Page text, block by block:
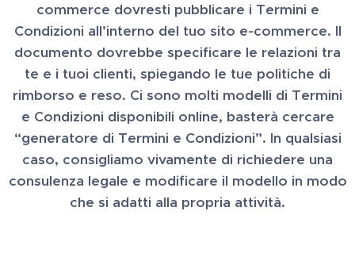
commerce dovresti pubblicare i Termini e
Condizioni all’interno del tuo sito e-commerce. Il
documento dovrebbe specificare le relazioni tra
te e i tuoi clienti, spiegando le tue politiche di
rimborso e reso. Ci sono molti modelli di Termini
e Condizioni disponibili online, basterà cercare
“generatore di Termini e Condizioni”. In qualsiasi
caso, consigliamo vivamente di richiedere una
consulenza legale e modificare il modello in modo
che si adatti alla propria attività.